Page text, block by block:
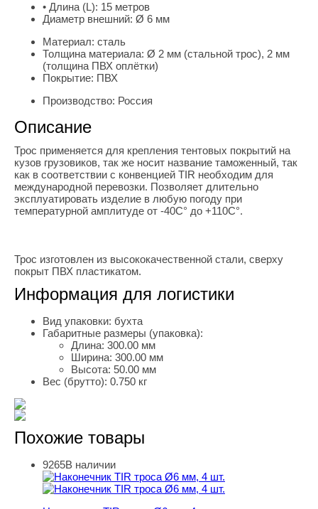
• Длина (L): 15 метров
Диаметр внешний: Ø 6 мм
Материал: сталь
Толщина материала: Ø 2 мм (стальной трос), 2 мм
(толщина ПВХ оплётки)
Покрытие: ПВХ
Производство: Россия
Описание
Трос применяется для крепления тентовых покрытий на
кузов грузовиков, так же носит название таможенный, так
как в соответствии с конвенцией TIR необходим для
международной перевозки. Позволяет длительно
эксплуатировать изделие в любую погоду при
температурной амплитуде от -40С° до +110С°.
Трос изготовлен из высококачественной стали, сверху
покрыт ПВХ пластикатом.
Информация для логистики
Вид упаковки: бухта
Габаритные размеры (упаковка):
Длина: 300.00 мм
Ширина: 300.00 мм
Высота: 50.00 мм
Вес (брутто): 0.750 кг
Похожие товары
Наконечник TIR троса Ø6 мм, 4 шт.
9265В наличии